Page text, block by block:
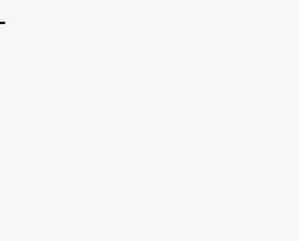
sina slussar är ett unikt